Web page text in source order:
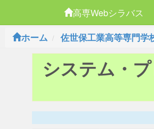
高専Webシラバス
ホーム
佐世保工業高等専門学
システム・